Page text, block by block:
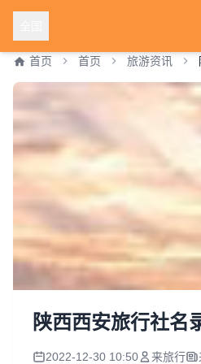
首页 首页 旅游资讯
陕西西安旅行社名
2022-12-30 10:50 来旅行